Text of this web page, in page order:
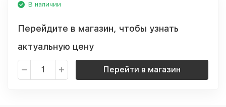
В наличии
Перейдите в магазин, чтобы узнать
актуальную цену
Перейти в магазин